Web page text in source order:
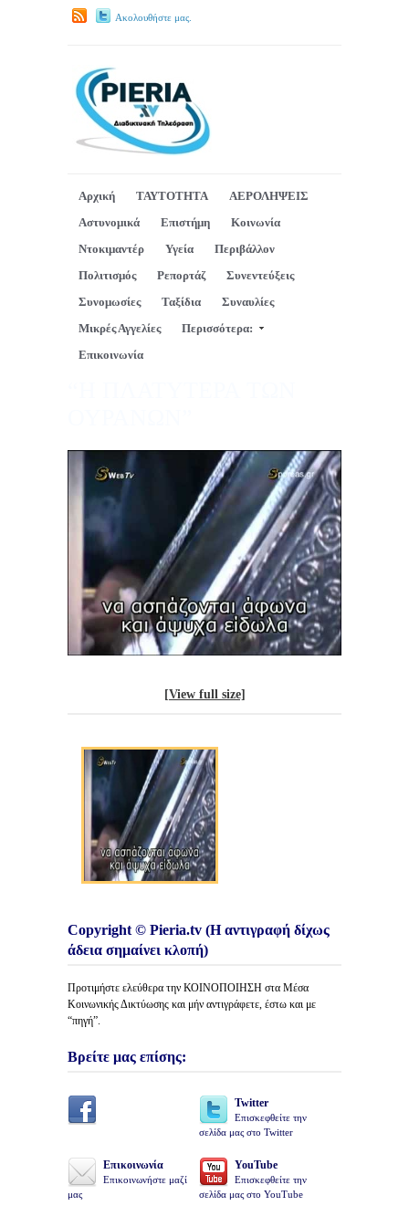
Ακολουθήστε μας.
Αρχική ΤΑΥΤΟΤΗΤΑ
ΑΕΡΟΛΗΨΕΙΣ
Αστυνομικά
Επιστήμη
Κοινωνία
Ντοκιμαντέρ
Υγεία
Περιβάλλον
Πολιτισμός
Ρεπορτάζ
Συνεντεύξεις
Συνομωσίες
Ταξίδια
Συναυλίες
Μικρές Αγγελίες
Περισσότερα:
Επικοινωνία
[View full size]
Copyright © Pieria.tv (Η αντιγραφή δίχως
άδεια σημαίνει κλοπή)
Προτιμήστε ελεύθερα την ΚΟΙΝΟΠΟΙΗΣΗ στα Μέσα
Κοινωνικής Δικτύωσης και μήν αντιγράφετε, έστω και με
“πηγή”.
Βρείτε μας επίσης:
Twitter
Επισκεφθείτε την
σελίδα μας στο Twitter
Επικοινωνία
Επικοινωνήστε μαζί
μας
YouTube
Επισκεφθείτε την
σελίδα μας στο YouTube